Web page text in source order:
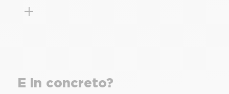
E in concreto?